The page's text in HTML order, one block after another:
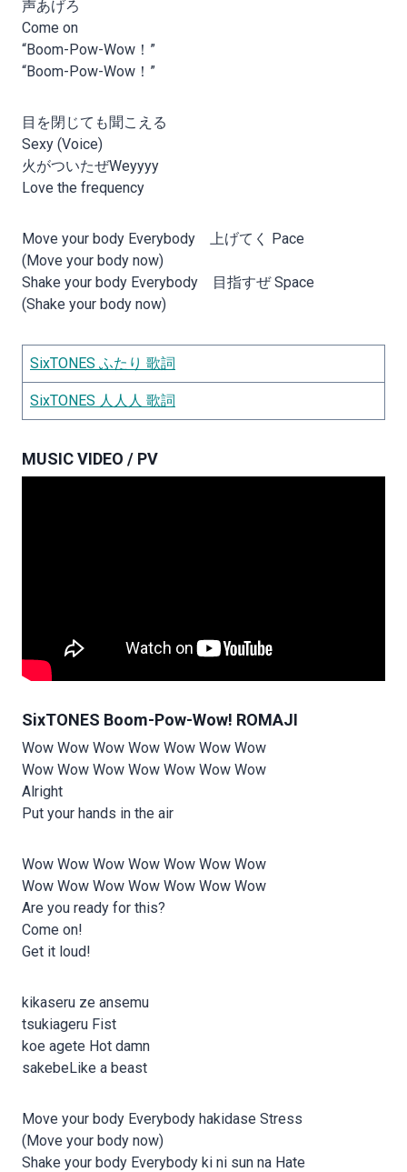
声あげろ
Come on
“Boom-Pow-Wow！”
“Boom-Pow-Wow！”
目を閉じても聞こえる
Sexy (Voice)
火がついたぜWeyyyy
Love the frequency
Move your body Everybody 上げてく Pace
(Move your body now)
Shake your body Everybody 目指すぜ Space
(Shake your body now)
SixTONES ふたり 歌詞
SixTONES 人人人 歌詞
MUSIC VIDEO / PV
SixTONES Boom-Pow-Wow! ROMAJI
Wow Wow Wow Wow Wow Wow Wow
Wow Wow Wow Wow Wow Wow Wow
Alright
Put your hands in the air
Wow Wow Wow Wow Wow Wow Wow
Wow Wow Wow Wow Wow Wow Wow
Are you ready for this?
Come on!
Get it loud!
kikaseru ze ansemu
tsukiageru Fist
koe agete Hot damn
sakebeLike a beast
Move your body Everybody hakidase Stress
(Move your body now)
Shake your body Everybody ki ni sun na Hate